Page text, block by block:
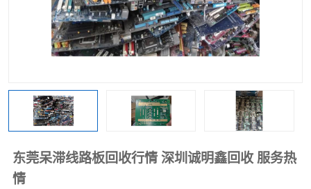
东莞呆滞线路板回收行情 深圳诚明鑫回收 服务热
情